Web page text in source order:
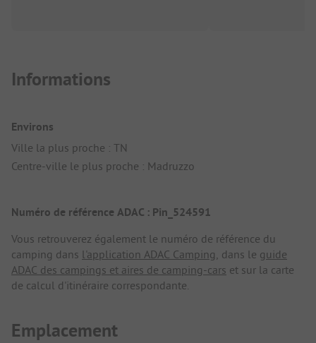
Informations
Environs
Ville la plus proche : TN
Centre-ville le plus proche : Madruzzo
Numéro de référence ADAC : Pin_524591
Vous retrouverez également le numéro de référence du
camping dans l'application ADAC Camping, dans le guide
ADAC des campings et aires de camping-cars et sur la carte
de calcul d'itinéraire correspondante.
Emplacement